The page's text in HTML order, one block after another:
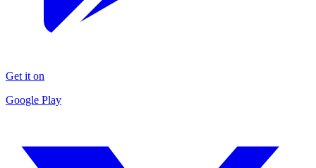
Get it on
Google Play